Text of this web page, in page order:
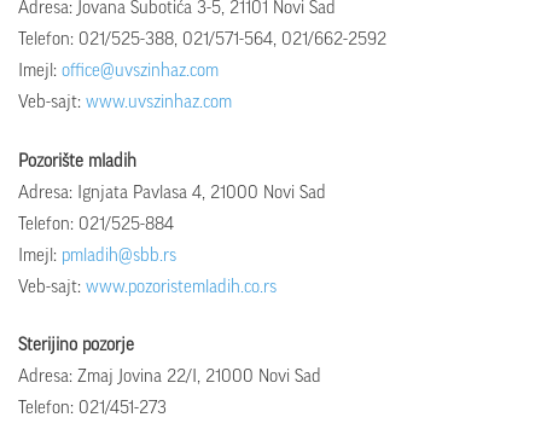
Adresa: Jovana Subotića 3-5, 21101 Novi Sad
Telefon: 021/525-388, 021/571-564, 021/662-2592
Imejl: office@uvszinhaz.com
Veb-sajt: www.uvszinhaz.com
Pozorište mladih
Adresa: Ignjata Pavlasa 4, 21000 Novi Sad
Telefon: 021/525-884
Imejl: pmladih@sbb.rs
Veb-sajt: www.pozoristemladih.co.rs
Sterijino pozorje
Adresa: Zmaj Jovina 22/I, 21000 Novi Sad
Telefon: 021/451-273